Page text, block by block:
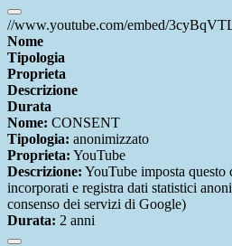
//www.youtube.com/embed/
Nome
Tipologia
Proprieta
Descrizione
Durata
Nome: CONSENT
Tipologia: anonimizzato
Proprieta: YouTube
Descrizione: YouTube imposta
incorporati e registra dati statistici
consenso dei servizi di Google)
Durata: 2 anni